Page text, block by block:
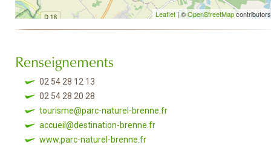
Leaflet | ©OpenStreetMapcontributors
Renseignements
02 54 28 12 13
02 54 28 20 28
tourisme@parc-naturel-brenne.fr
accueil@destination-brenne.fr
www.parc-naturel-brenne.fr